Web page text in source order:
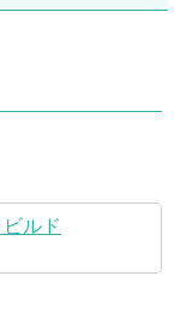
ルド